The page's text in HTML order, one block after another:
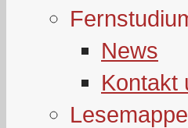
News
Kontakt